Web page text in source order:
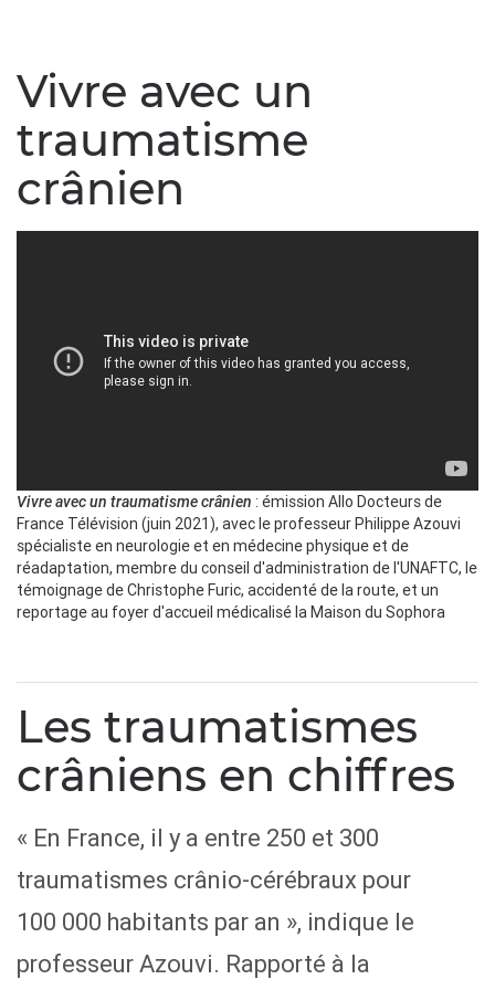
Vivre avec un
traumatisme
crânien
Vivre avec un traumatisme crânien : émission Allo Docteurs de
France Télévision (juin 2021), avec le professeur Philippe Azouvi
spécialiste en neurologie et en médecine physique et de
réadaptation, membre du conseil d'administration de l'UNAFTC, le
témoignage de Christophe Furic, accidenté de la route, et un
reportage au foyer d'accueil médicalisé la Maison du Sophora
Les traumatismes
crâniens en chiffres
« En France, il y a entre 250 et 300
traumatismes crânio-cérébraux pour
100 000 habitants par an », indique le
professeur Azouvi. Rapporté à la